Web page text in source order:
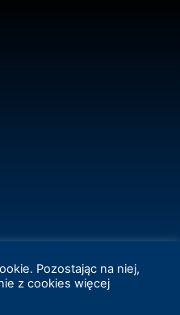
Pozostając na niej,
z cookies więcej